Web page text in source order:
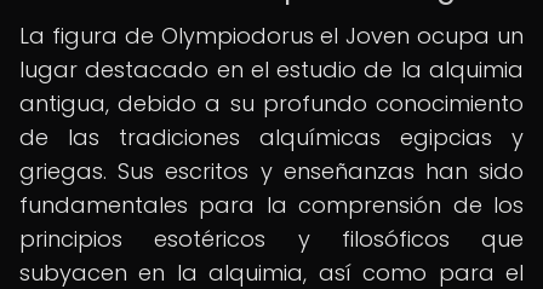
La figura de Olympiodorus el Joven ocupa un
lugar destacado en el estudio de la alquimia
antigua, debido a su profundo conocimiento
de las tradiciones alquímicas egipcias y
griegas. Sus escritos y enseñanzas han sido
fundamentales para la comprensión de los
principios esotéricos y filosóficos que
subyacen en la alquimia, así como para el